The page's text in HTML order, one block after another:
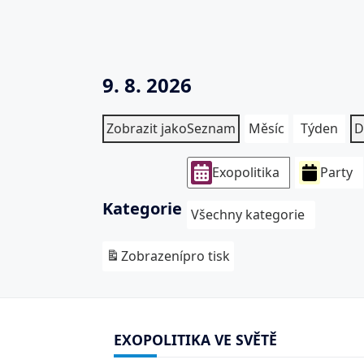
9. 8. 2026
Zobrazit jakoSeznam Měsíc Týden
Kategorie
Exopolitika Party
Všechny kategorie
Zobrazenípro tisk
EXOPOLITIKA VE SVĚTĚ